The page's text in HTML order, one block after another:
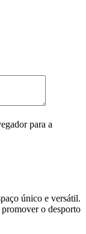
para a
único e versátil.
o desporto